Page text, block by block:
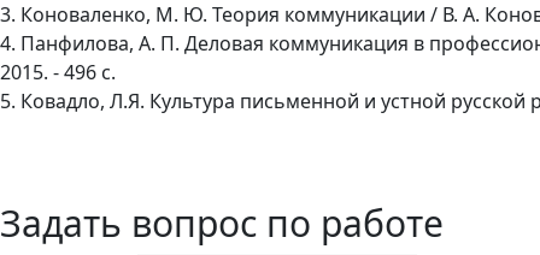
3. Коноваленко, М. Ю. Теория коммуникации / В. А.
4. Панфилова, А. П. Деловая коммуникация в
2015. - 496 с.
5. Ковадло, Л.Я. Культура письменной и устной
Задать вопрос по работе